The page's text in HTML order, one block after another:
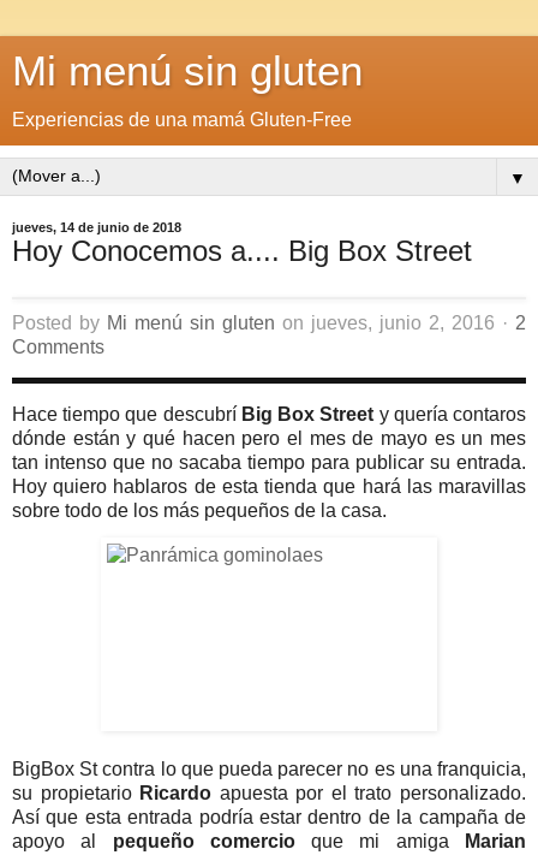
Mi menú sin gluten
Experiencias de una mamá Gluten-Free
▼
jueves, 14 de junio de 2018
Hoy Conocemos a.... Big Box Street
Posted by Mi menú sin gluten on jueves, junio 2, 2016 · 2
Comments
Hace tiempo que descubrí Big Box Street y quería contaros
dónde están y qué hacen pero el mes de mayo es un mes
tan intenso que no sacaba tiempo para publicar su entrada.
Hoy quiero hablaros de esta tienda que hará las maravillas
sobre todo de los más pequeños de la casa.
BigBox St contra lo que pueda parecer no es una franquicia,
su propietario Ricardo apuesta por el trato personalizado.
Así que esta entrada podría estar dentro de la campaña de
apoyo al pequeño comercioque mi amiga
Marian